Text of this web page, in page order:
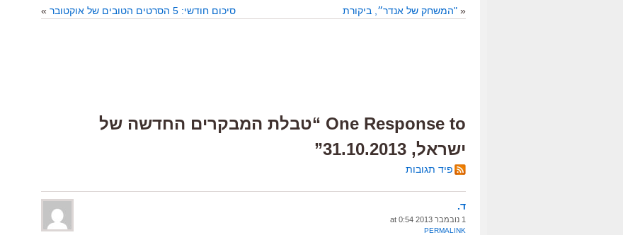
« "המשחק של אנדר״, ביקורת סיכום חודשי: 5 הסרטים הטובים של אוקטובר »
One Response to “טבלת המבקרים החדשה של
ישראל, 31.10.2013”
פיד תגובות
ד.
1 נובמבר 2013 at 0:54
PERMALINK